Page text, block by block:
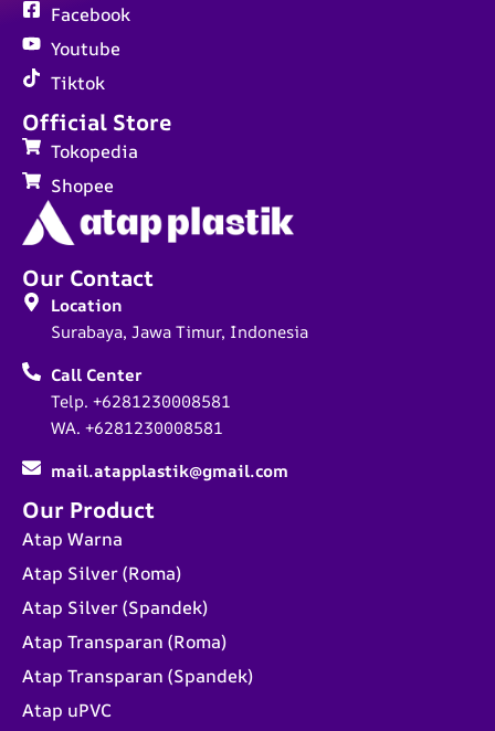
Our Product
Atap Warna
Atap Silver (Roma)
Atap Silver (Spandek)
Atap Transparan (Roma)
Atap Transparan (Spandek)
Atap uPVC
Our Contact
Location
Surabaya, Jawa Timur, Indonesia
Call Center
Telp. +6281230008581
WA. +6281230008581
mail.atapplastik@gmail.com
Official Store
Tokopedia
Shopee
Facebook
Youtube
Tiktok